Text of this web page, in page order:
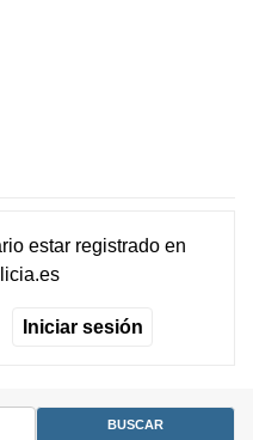
estar registradoen
Iniciar sesión